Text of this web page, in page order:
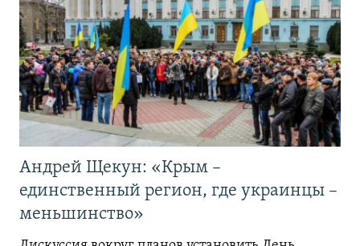
Андрей Щекун: «Крым –
единственный регион, где украинцы –
меньшинство»